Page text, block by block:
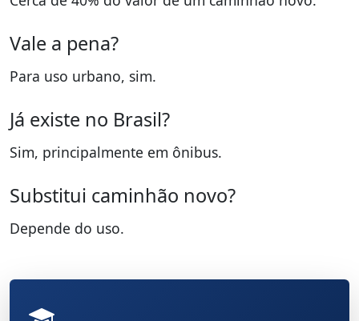
Vale a pena?
Para uso urbano, sim.
Já existe no Brasil?
Sim, principalmente em ônibus.
Substitui caminhão novo?
Depende do uso.